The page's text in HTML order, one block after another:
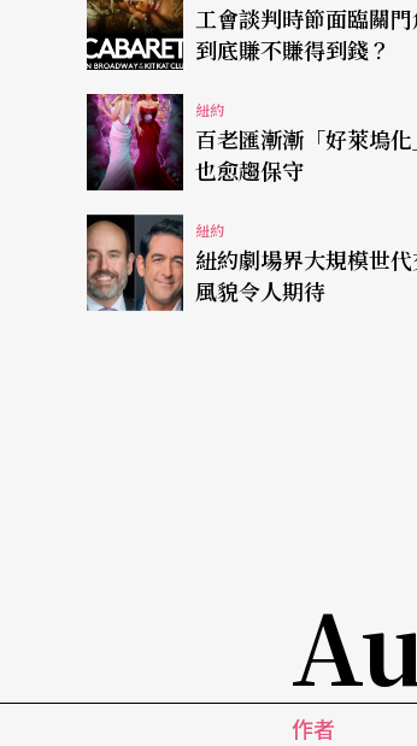
只有四百七十二個座位的Joyce劇
舞團、漢唐樂府和驫舞劇場，都
所以得自己承擔票房的責任。
打造品牌為年輕編舞家鋪路
為此，雲2的行政部門和兩個編舞
過。他們去不同的大學演講，透
立的角度來看才值得。雲2在台
眾來說，當然意義不大，而是雲
出台灣的關鍵。起碼在美國這個
工會談判時節面臨關門危機
到底賺不賺得到錢？
紐約
百老匯漸漸「好萊塢化」 傾向商
也愈趨保守
紐約
紐約劇場界大規模世代交替
風貌令人期待
作者